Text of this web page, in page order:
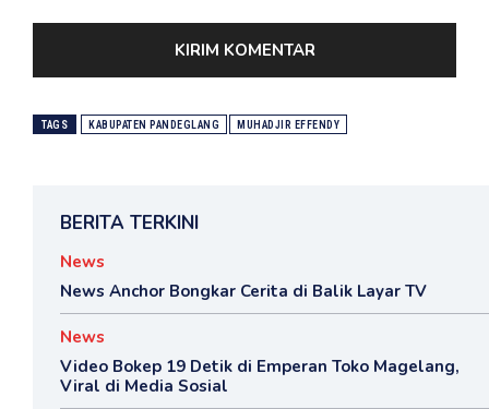
TAGS KABUPATEN PANDEGLANG MUHADJIR EFFENDY
BERITA TERKINI
News
News Anchor Bongkar Cerita di Balik Layar TV
News
Video Bokep 19 Detik di Emperan Toko Magelang,
Viral di Media Sosial